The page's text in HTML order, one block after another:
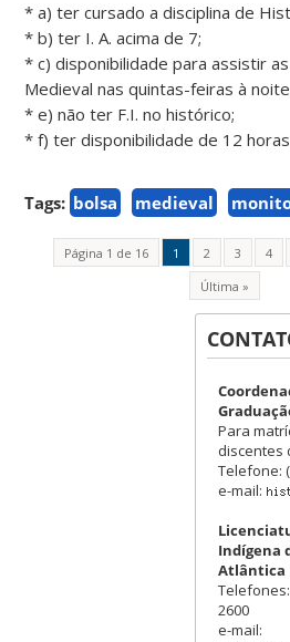
* a) ter cursado a disciplina de
* b) ter I. A. acima de 7;
* c) disponibilidade para assistir
Medieval nas quintas-feiras à
* e) não ter F.I. no histórico;
* f) ter disponibilidade de 12
Tags: bolsa medieval
Página 1 de 16 1 2 3 4
Última »
Para
discentes
Telefone:
e-mail:
Indígena
Atlântica
Telefones:
2600
e-mail: